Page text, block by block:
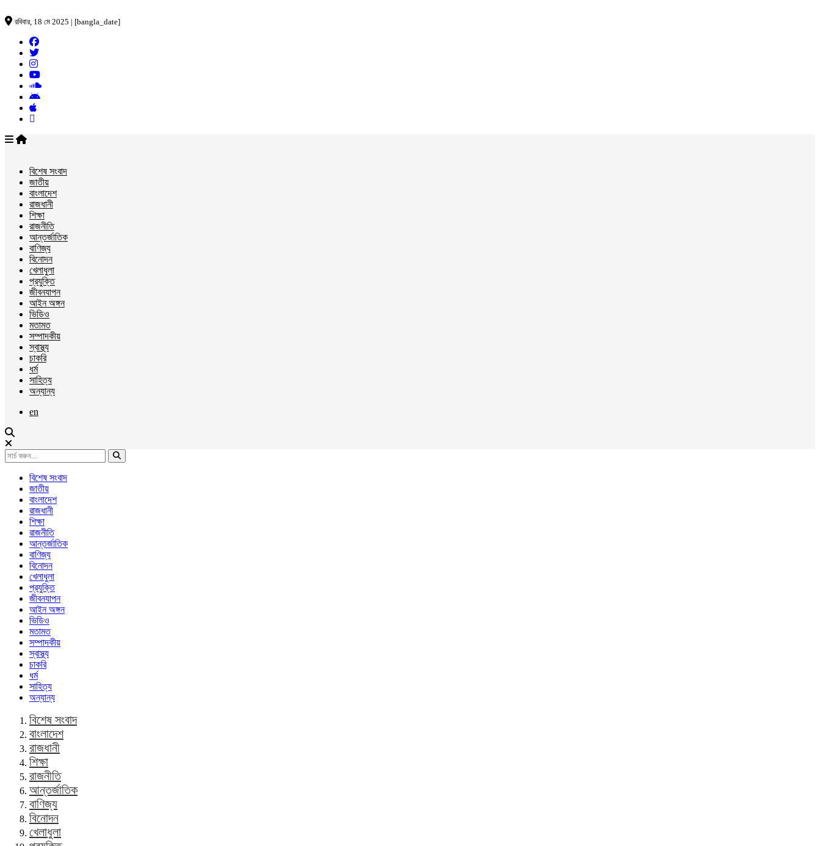
রবিবার, 18 মে 2025 | [bangla_date]
বিশেষ সংবাদ
জাতীয়
বাংলাদেশ
রাজধানী
শিক্ষা
রাজনীতি
আন্তর্জাতিক
বাণিজ্য
বিনোদন
খেলাধুলা
প্রযুক্তি
জীবনযাপন
আইন অঙ্গন
ভিডিও
মতামত
সম্পাদকীয়
স্বাস্থ্য
চাকরি
ধর্ম
সাহিত্য
অন্যান্য
en
বিশেষ সংবাদ
জাতীয়
বাংলাদেশ
রাজধানী
শিক্ষা
রাজনীতি
আন্তর্জাতিক
বাণিজ্য
বিনোদন
খেলাধুলা
প্রযুক্তি
জীবনযাপন
আইন অঙ্গন
ভিডিও
মতামত
সম্পাদকীয়
স্বাস্থ্য
চাকরি
ধর্ম
সাহিত্য
অন্যান্য
বিশেষ সংবাদ
বাংলাদেশ
রাজধানী
শিক্ষা
রাজনীতি
আন্তর্জাতিক
বাণিজ্য
বিনোদন
খেলাধুলা